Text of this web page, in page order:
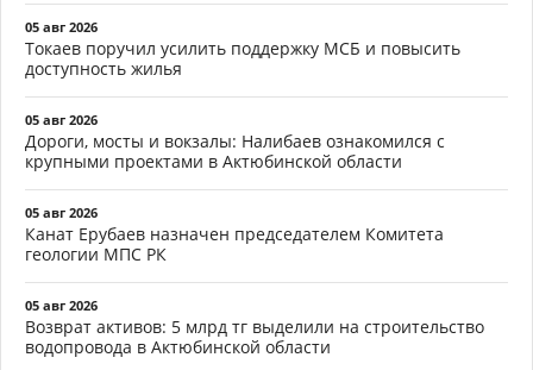
05 авг 2026
Токаев поручил усилить поддержку МСБ и повысить
доступность жилья
05 авг 2026
Дороги, мосты и вокзалы: Налибаев ознакомился с
крупными проектами в Актюбинской области
05 авг 2026
Канат Ерубаев назначен председателем Комитета
геологии МПС РК
05 авг 2026
Возврат активов: 5 млрд тг выделили на строительство
водопровода в Актюбинской области